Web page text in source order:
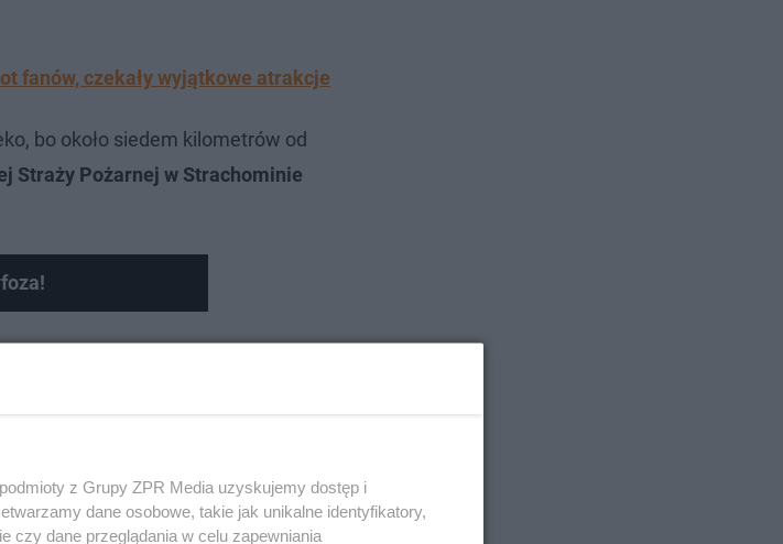
fanów, czekały wyjątkowe atrakcje
bo około siedem kilometrów od
Straży Pożarnej w Strachominie
z Grupy ZPR Media uzyskujemy dostęp i
dane osobowe, takie jak unikalne identyfikatory,
czy dane przeglądania w celu zapewniania